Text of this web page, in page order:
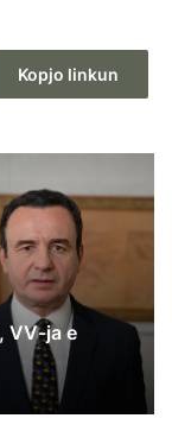
Kopjo linkun
VV-ja e